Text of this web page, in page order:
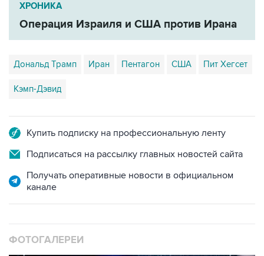
ХРОНИКА
Операция Израиля и США против Ирана
Дональд Трамп Иран Пентагон США Пит Хегсет
Кэмп-Дэвид
Купить подписку на профессиональную ленту
Подписаться на рассылку главных новостей сайта
Получать оперативные новости в официальном
канале
ФОТОГАЛЕРЕИ